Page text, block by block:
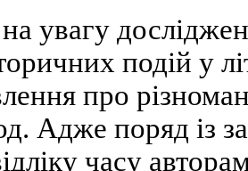
на увагу
подiй у
про
Адже поряд iз
часу